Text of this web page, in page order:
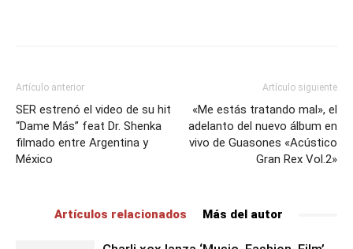
Artículo anterior
SER estrenó el video de su hit
“Dame Más” feat Dr. Shenka
filmado entre Argentina y
México
Artículo siguiente
«Me estás tratando mal», el
adelanto del nuevo álbum en
vivo de Guasones «Acústico
Gran Rex Vol.2»
Artículos relacionados Más del autor